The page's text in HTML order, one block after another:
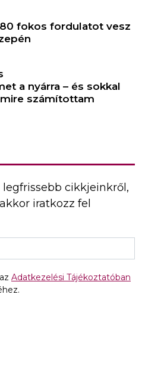
fokos fordulatot vesz
a nyárra – és sokkal
számítottam
cikkjeinkről,
iratkozz fel
Adatkezelési Tájékoztatóban